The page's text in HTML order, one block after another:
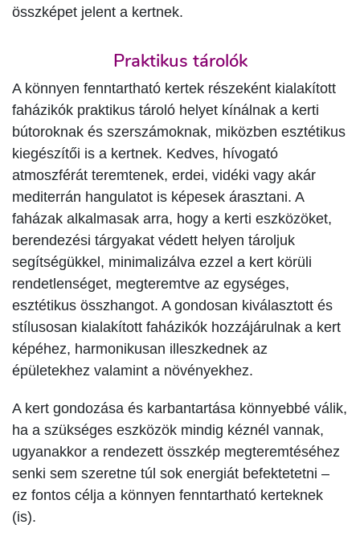
összképet jelent a kertnek.
Praktikus tárolók
A könnyen fenntartható kertek részeként kialakított
faházikók praktikus tároló helyet kínálnak a kerti
bútoroknak és szerszámoknak, miközben esztétikus
kiegészítői is a kertnek. Kedves, hívogató
atmoszférát teremtenek, erdei, vidéki vagy akár
mediterrán hangulatot is képesek árasztani. A
faházak alkalmasak arra, hogy a kerti eszközöket,
berendezési tárgyakat védett helyen tároljuk
segítségükkel, minimalizálva ezzel a kert körüli
rendetlenséget, megteremtve az egységes,
esztétikus összhangot. A gondosan kiválasztott és
stílusosan kialakított faházikók hozzájárulnak a kert
képéhez, harmonikusan illeszkednek az
épületekhez valamint a növényekhez.
A kert gondozása és karbantartása könnyebbé válik,
ha a szükséges eszközök mindig kéznél vannak,
ugyanakkor a rendezett összkép megteremtéséhez
senki sem szeretne túl sok energiát befektetetni –
ez fontos célja a könnyen fenntartható kerteknek
(is).